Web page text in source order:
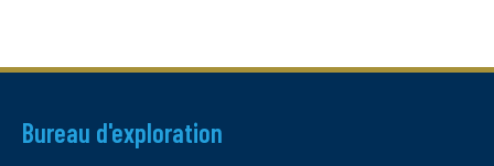
Bureau d'exploration